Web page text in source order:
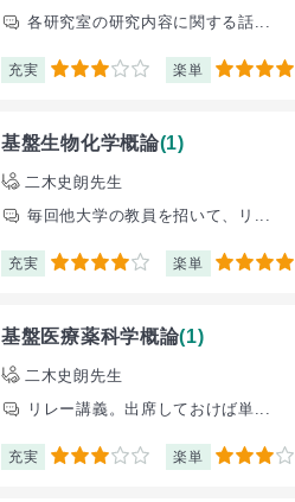
各研究室の研究内容に関する話...
充実 3 楽単 4
基盤生物化学概論(1)
二木史朗先生
毎回他大学の教員を招いて、リ...
充実 4 楽単 5
基盤医療薬科学概論(1)
二木史朗先生
リレー講義。出席しておけば単...
充実 3 楽単 3